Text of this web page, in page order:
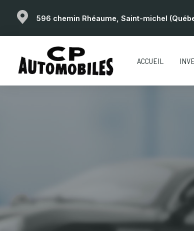
596 chemin Rhéaume, Saint-michel
ACCUEIL